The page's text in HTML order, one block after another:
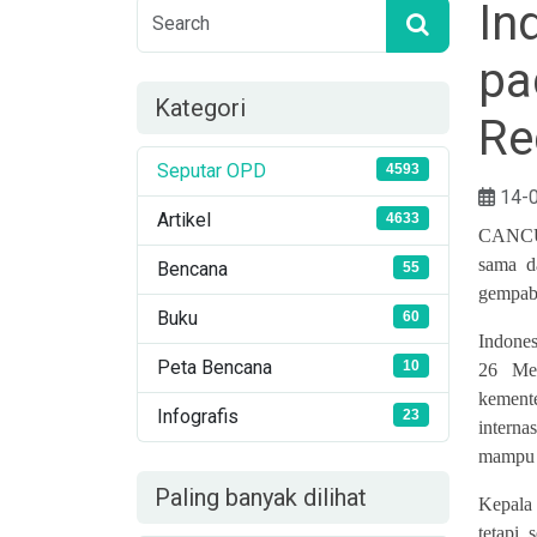
Kategori
Seputar OPD 4593
Artikel 4633
Bencana 55
Buku 60
Peta Bencana 10
Infografis 23
Paling banyak dilihat
14-
sama
26
Kepala
tetapi